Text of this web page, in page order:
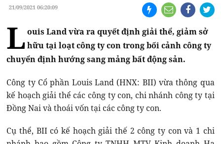
21/09/2021 06:20:09
L ouis Land vừa ra quyết định giải thể, giảm sở
hữu tại loạt công ty con trong bối cảnh công ty
chuyển định hướng sang mảng bất động sản.
Công ty Cổ phần Louis Land (HNX: BII) vừa thông qua
kế hoạch giải thể các công ty con, chi nhánh công ty tại
Đồng Nai và thoái vốn tại các công ty con.
Cụ thể, BII có kế hoạch giải thế 2 công ty con và 1 chi